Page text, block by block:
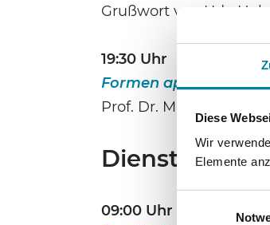
Diese
Wir
Elemente
Grußwort von Udo
19:30 Uhr
Formen
Prof. Dr. Michael
Dienstag,
09:00 Uhr